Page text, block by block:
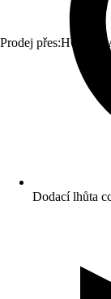
Prodej přes:
Dodací lhůta